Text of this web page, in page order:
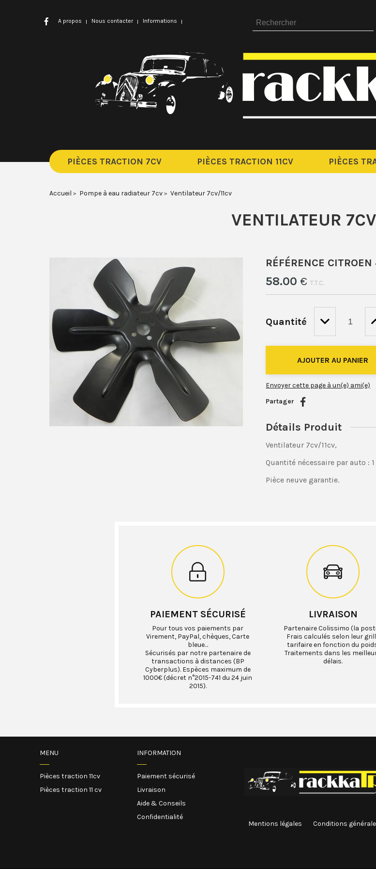
PIÈCES TRACTION 7CV PIÈCES TRACTION 11CV PIÈCES
Accueil Pompe à eau radiateur 7cv Ventilateur 7cv/11cv
VENTILATEUR
RÉFÉRENCE
58.00 €T.T.C.
Quantité
Envoyer cette page à un(e) ami(e)
Partager
Détails Produit
Ventilateur 7cv/11cv,
Quantité nécessaire par auto : 1
Pièce neuve garantie.
A propos Nous contacter Informations
PAIEMENT SÉCURISÉ
Pour tous vos paiements par
Virement, PayPal, chèques, Carte
bleue…
Sécurisés par notre partenaire de
transactions à distances (BP
Cyberplus). Espèces maximum de
1000€ (décret n°2015-741 du 24 juin
2015).
LIVRAISON
Partenaire Colissimo (la
Frais calculés selon leur
tarifaire en fonction du
Traitements dans les
délais.
MENU
Pièces traction 11cv
Pièces traction 11 cv
INFORMATION
Paiement sécurisé
Livraison
Aide & Conseils
Confidentialité
Mentions légales
Conditions